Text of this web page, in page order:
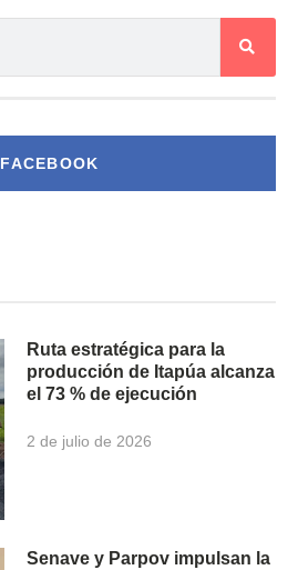
FACEBOOK
Ruta estratégica para la
producción de Itapúa alcanza
el 73 % de ejecución
2 de julio de 2026
Senave y Parpov impulsan la